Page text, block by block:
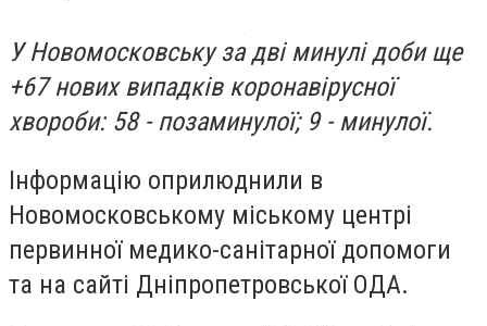
У Новомосковську за дві минулі доби ще
+67 нових випадків коронавірусної
хвороби: 58 - позаминулої; 9 - минулої.
Інформацію оприлюднили в
Новомосковському міському центрі
первинної медико-санітарної допомоги
та на сайті Дніпропетровської ОДА.